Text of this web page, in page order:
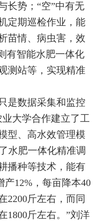
长势；“空”中有无
定期巡检作业，能
苗情、病虫害，效
有智能水肥一体化
测站等，实现精准
数据采集和监控
大学合作建立了工
型、高水效管理模
水肥一体化精准调
播种等技术，能有
产12%，每亩降本40
2200斤左右，而同
1800斤左右。”刘洋